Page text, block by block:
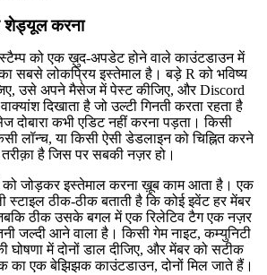
शेड्यूल करना
को एक ख़ुद-अपडेट होने वाले काउंटडाउन में
सबसे लोकप्रिय इस्तेमाल है। बड़े R को भविष्य
उसे अपने मैसेज में पेस्ट कीजिए, और Discord
दिखाता है जो उल्टी गिनती करता रहता है
कभी एडिट नहीं करना पड़ता। किसी
लॉन्च, या किसी ऐसी डेडलाइन को चिह्नित करने
है जिस पर सबकी नज़र हो।
को जोड़कर इस्तेमाल करना ख़ूब काम आता है। एक
स्टाइल ठीक-ठीक बताती है कि कोई इवेंट हर मेंबर
ठीक उसके बगल में एक रिलेटिव टैग एक नज़र
जल्दी आने वाला है। किसी गेम नाइट, कम्युनिटी
घोषणा में दोनों डाल दीजिए, और मेंबर को सटीक
एक बेझिझक काउंटडाउन, दोनों मिल जाते हैं।